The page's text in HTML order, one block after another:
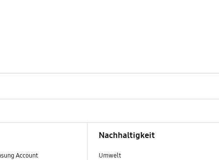
Account
Nachhaltigkeit
Umwelt